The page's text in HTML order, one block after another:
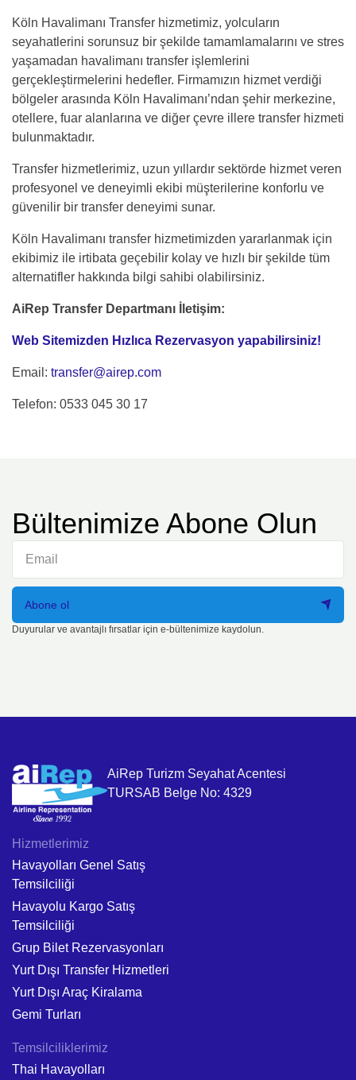
Köln Havalimanı Transfer hizmetimiz, yolcuların
seyahatlerini sorunsuz bir şekilde tamamlamalarını ve stres
yaşamadan havalimanı transfer işlemlerini
gerçekleştirmelerini hedefler. Firmamızın hizmet verdiği
bölgeler arasında Köln Havalimanı’ndan şehir merkezine,
otellere, fuar alanlarına ve diğer çevre illere transfer hizmeti
bulunmaktadır.
Transfer hizmetlerimiz, uzun yıllardır sektörde hizmet veren
profesyonel ve deneyimli ekibi müşterilerine konforlu ve
güvenilir bir transfer deneyimi sunar.
Köln Havalimanı transfer hizmetimizden yararlanmak için
ekibimiz ile irtibata geçebilir kolay ve hızlı bir şekilde tüm
alternatifler hakkında bilgi sahibi olabilirsiniz.
AiRep Transfer Departmanı İletişim:
Web Sitemizden Hızlıca Rezervasyon yapabilirsiniz!
Email: transfer@airep.com
Telefon: 0533 045 30 17
Bültenimize Abone Olun
Abone ol
Duyurular ve avantajlı fırsatlar için e-bültenimize kaydolun.
AiRep Turizm Seyahat Acentesi
TURSAB Belge No: 4329
Hizmetlerimiz
Havayolları Genel Satış
Temsilciliği
Havayolu Kargo Satış
Temsilciliği
Grup Bilet Rezervasyonları
Yurt Dışı Transfer Hizmetleri
Yurt Dışı Araç Kiralama
Gemi Turları
Temsilciliklerimiz
Thai Havayolları